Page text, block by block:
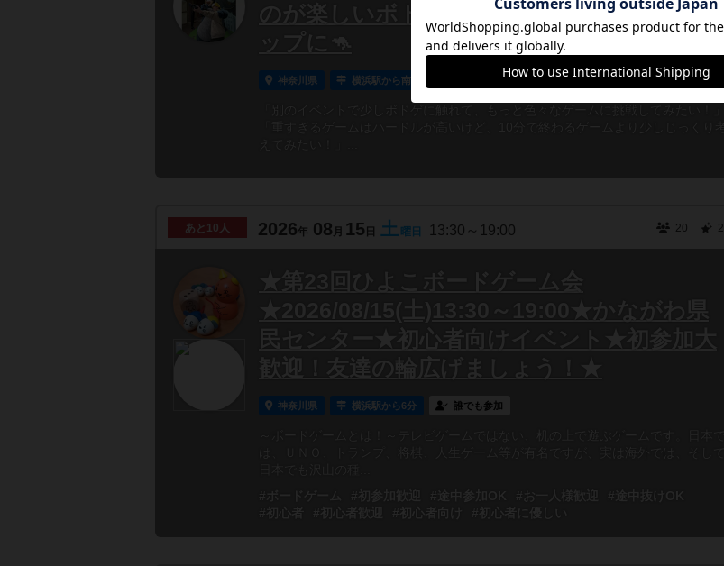
のが楽しいボドゲ会🎲 初めてのステップア
神奈川県 横浜駅から南へ徒歩5分 誰でも参加 連れ添い登録
あと 10人 2026年 08 月 15 土 曜日 13:30～19:00 20 2
★第23回ひよこボードゲーム会
★2026/08/15(土)13:30～19:00★かながわ県
民センター★初心者向けイベント★初参加大
歓迎！友達の輪広げましょう！★
神奈川県 横浜駅から6分 誰でも参加
#ボードゲーム
#初参加歓迎 #途中参加OK #お一人様歓迎
#途中抜けOK
#初心者
#初心者歓迎 #初心者向け #初心者に優しい